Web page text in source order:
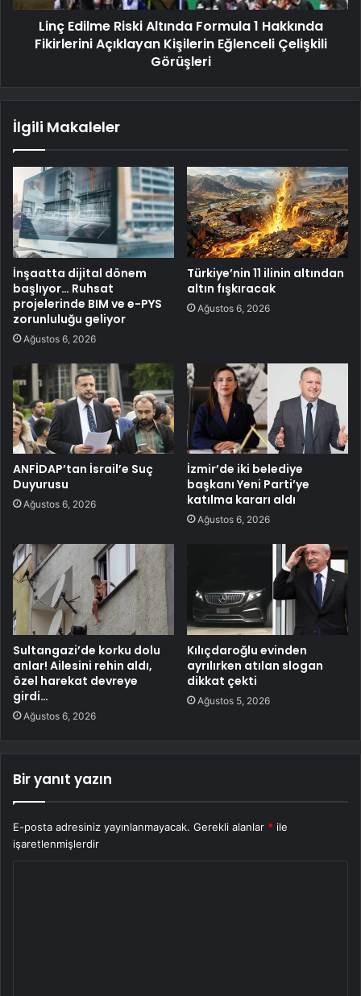
Linç Edilme Riski Altında Formula 1 Hakkında
Fikirlerini Açıklayan Kişilerin Eğlenceli Çelişkili
Görüşleri
İlgili Makaleler
İnşaatta dijital dönem
başlıyor… Ruhsat
projelerinde BIM ve e-PYS
zorunluluğu geliyor
Ağustos 6, 2026
Türkiye’nin 11 ilinin altından
altın fışkıracak
Ağustos 6, 2026
ANFİDAP’tan İsrail’e Suç
Duyurusu
Ağustos 6, 2026
İzmir’de iki belediye
başkanı Yeni Parti’ye
katılma kararı aldı
Ağustos 6, 2026
Sultangazi’de korku dolu
anlar! Ailesini rehin aldı,
özel harekat devreye
girdi…
Ağustos 6, 2026
Kılıçdaroğlu evinden
ayrılırken atılan slogan
dikkat çekti
Ağustos 5, 2026
Bir yanıt yazın
E-posta adresiniz yayınlanmayacak. Gerekli alanlar * ile
işaretlenmişlerdir